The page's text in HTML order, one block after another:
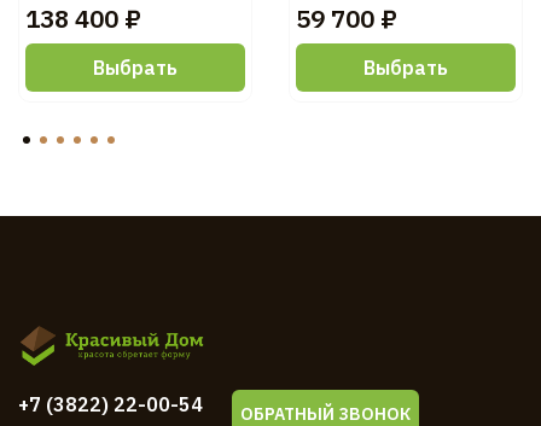
138 400 ₽
Выбрать
59 700 ₽
Выбрать
+7 (3822) 22-00-54 ОБРАТНЫЙ ЗВОНОК